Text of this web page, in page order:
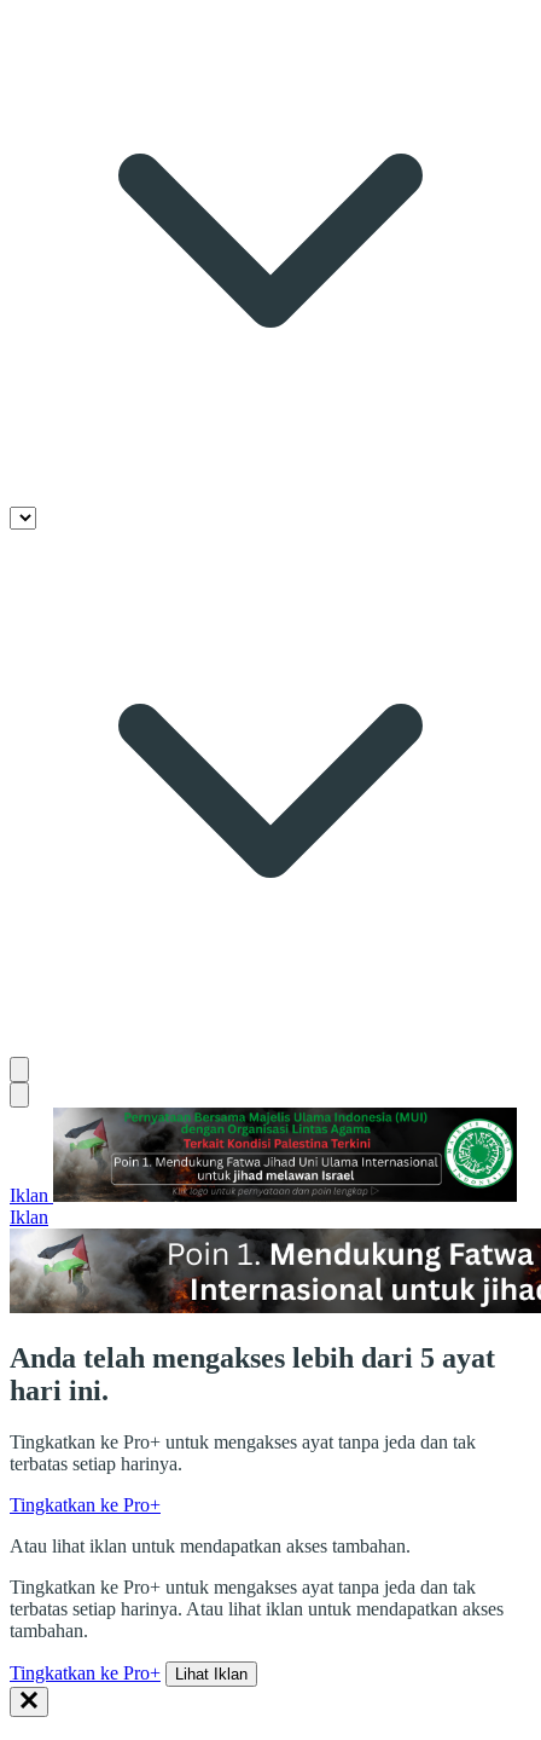
Iklan
Iklan
Anda telah mengakses lebih dari 5 ayat
hari ini.
Tingkatkan ke Pro+ untuk mengakses ayat tanpa jeda dan tak
terbatas setiap harinya.
Tingkatkan ke Pro+
Atau lihat iklan untuk mendapatkan akses tambahan.
Tingkatkan ke Pro+ untuk mengakses ayat tanpa jeda dan tak
terbatas setiap harinya. Atau lihat iklan untuk mendapatkan akses
tambahan.
Tingkatkan ke Pro+ Lihat Iklan